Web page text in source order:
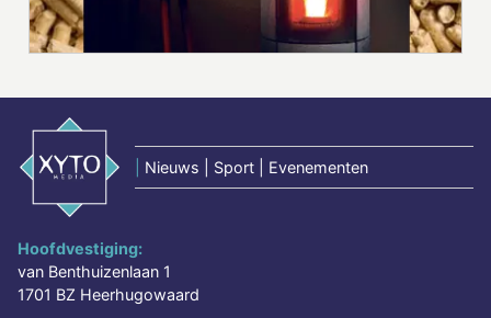
Nieuws | Sport | Evenementen
Hoofdvestiging:
van Benthuizenlaan 1
1701 BZ Heerhugowaard